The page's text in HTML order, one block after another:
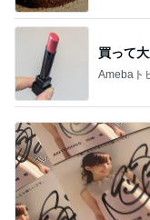
買って
Amebaト